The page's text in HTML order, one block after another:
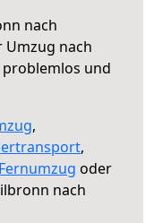
nach
nach
problemlos und
,
,
Fernumzug oder
nach